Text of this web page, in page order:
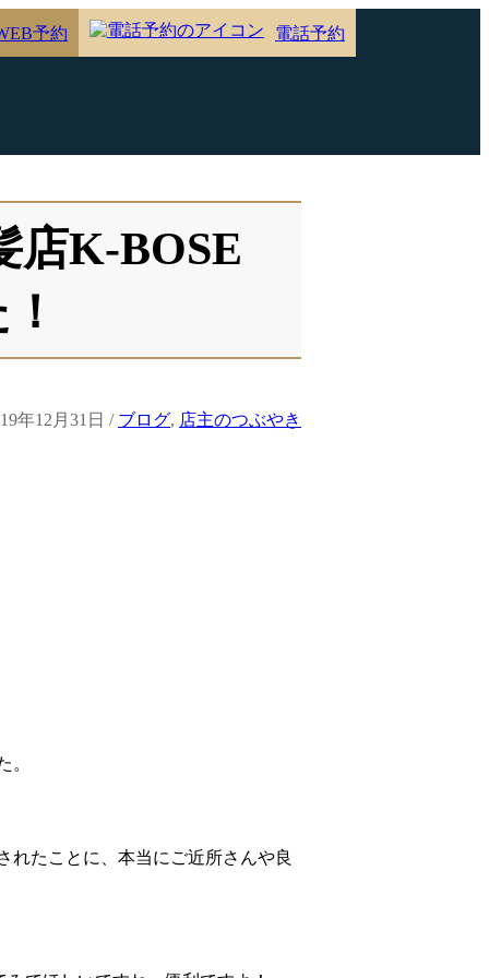
予約 電話予約
店K-BOSE
年12月31日 / ブログ, 店主のつぶやき
。
れたことに、本当にご近所さんや良